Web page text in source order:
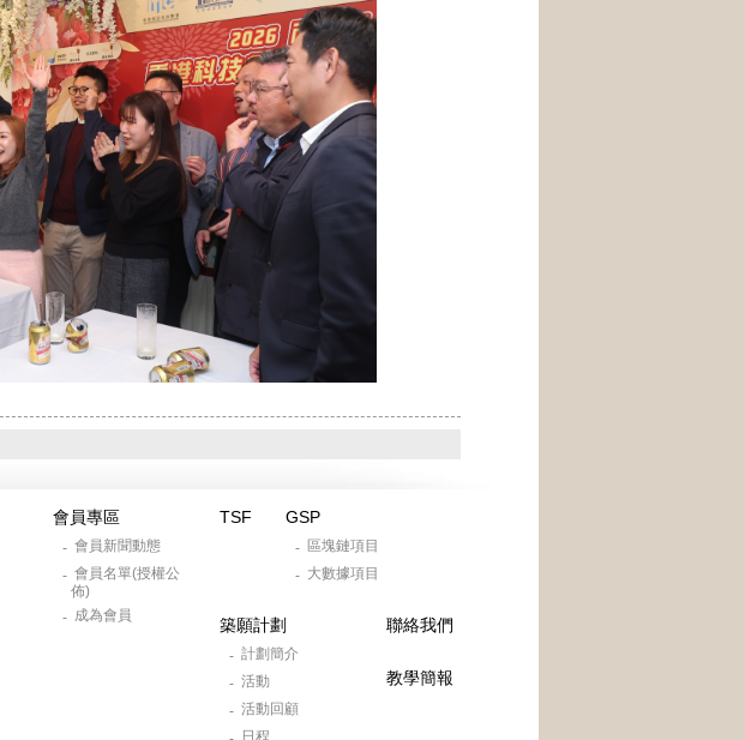
會員專區
- 會員新聞動態
- 會員名單(授權公
佈)
- 成為會員
TSF GSP
- 區塊鏈項目
- 大數據項目
築願計劃
- 計劃簡介
- 活動
- 活動回顧
日程
聯絡我們
教學簡報